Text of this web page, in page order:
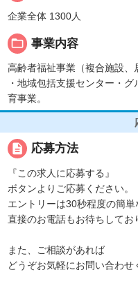
企業全体 1300人
folder_open 事業内容
高齢者福祉事業（複合施設
・地域包括支援センター・
育事業。
description 応募方法
『この求人に応募する』
ボタンよりご応募ください。
エントリーは30秒程度の簡単
直接のお電話もお待ちしてお
また、ご相談があれば
どうぞお気軽にお問い合わせ